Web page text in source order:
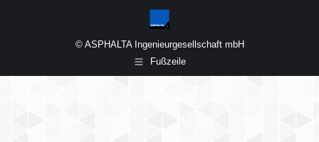
© ASPHALTA Ingenieurgesellschaft mbH
Fußzeile